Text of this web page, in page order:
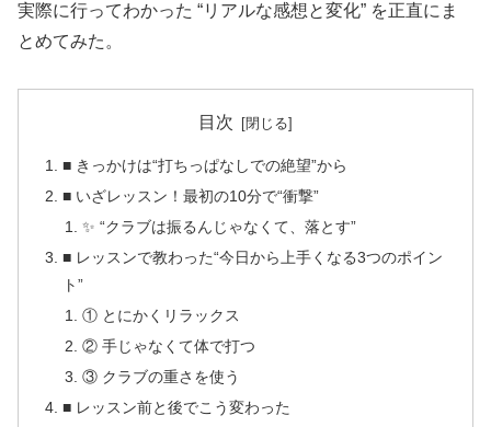
実際に行ってわかった “リアルな感想と変化” を正直にま
とめてみた。
目次
■ きっかけは“打ちっぱなしでの絶望”から
■ いざレッスン！最初の10分で“衝撃”
✨ “クラブは振るんじゃなくて、落とす”
■ レッスンで教わった“今日から上手くなる3つのポイン
ト”
① とにかくリラックス
② 手じゃなくて体で打つ
③ クラブの重さを使う
■ レッスン前と後でこう変わった